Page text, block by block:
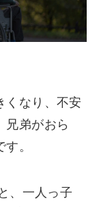
くなり、不安
兄弟がおら
。
、一人っ子